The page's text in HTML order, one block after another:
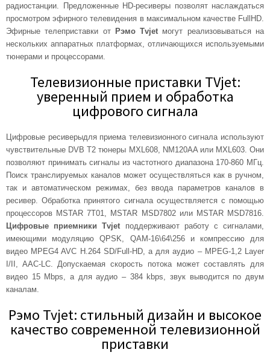
радиостанции. Предложенные HD-ресиверы позволят наслаждаться
просмотром эфирного телевидения в максимальном качестве FullHD.
Эфирные телеприставки от Рэмо Tvjet могут реализовываться на
нескольких аппаратных платформах, отличающихся используемыми
тюнерами и процессорами.
Телевизионные приставки TVjet:
уверенный прием и обработка
цифрового сигнала
Цифровые ресиверыдля приема телевизионного сигнала используют
чувствительные DVB T2 тюнеры MXL608, NM120AA или MXL603. Они
позволяют принимать сигналы из частотного диапазона 170-860 МГц.
Поиск транслируемых каналов может осуществляться как в ручном,
так и автоматическом режимах, без ввода параметров каналов в
ресивер. Обработка принятого сигнала осуществляется с помощью
процессоров MSTAR 7T01, MSTAR MSD7802 или MSTAR MSD7816.
Цифровые приемники Tvjet поддерживают работу с сигналами,
имеющими модуляцию QPSK, QAM-16\64\256 и компрессию для
видео MPEG4 AVC H.264 SD/Full-HD, а для аудио – MPEG-1,2 Layer
I/II, AAC-LC. Допускаемая скорость потока может составлять для
видео 15 Mbps, а для аудио – 384 kbps, звук выводится по двум
каналам.
Рэмо Tvjet: стильный дизайн и высокое
качество современной телевизионной
приставки